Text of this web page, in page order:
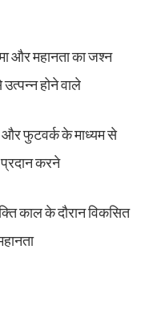
और महानता का जश्न
होने वाले
फुटवर्क के माध्यम से
प्रदान करने
काल के दौरान विकसित